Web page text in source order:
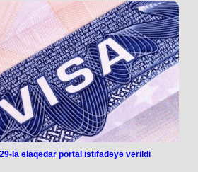
Respublikasının Prezidenti İlham Əliyevin və
Nazirlər Şurasının sədri Ciorcia Meloninin iştirakı
mübadiləsi mərasimi olub.
Prezidentin Mətbuat Xidməti məlumat yayıb.
la əlaqədar portal istifadəyə verildi